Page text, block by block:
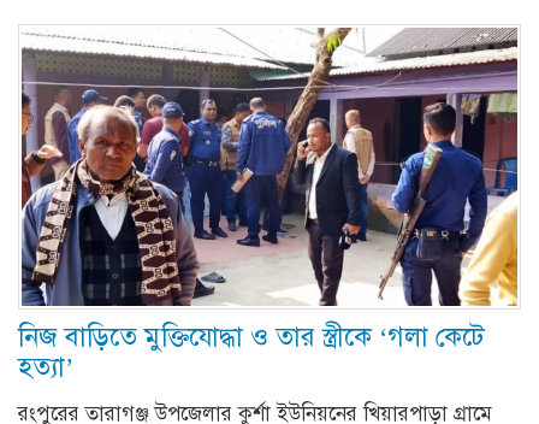
নিজ বাড়িতে মুক্তিযোদ্ধা ও তার স্ত্রীকে ‘গলা কেটে
হত্যা’
রংপুরের তারাগঞ্জ উপজেলার কুর্শা ইউনিয়নের খিয়ারপাড়া গ্রামে